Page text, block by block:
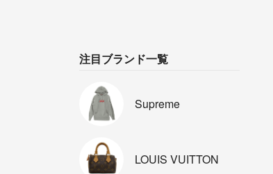
注目ブランド一覧
Supreme
LOUIS VUITTON